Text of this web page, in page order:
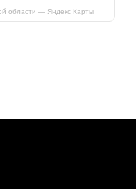
области — Яндекс Карты